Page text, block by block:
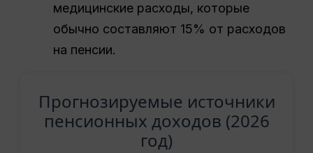
медицинские расходы, которые
обычно составляют 15% от расходов
на пенсии.
Прогнозируемые источники
пенсионных доходов (2026
год)